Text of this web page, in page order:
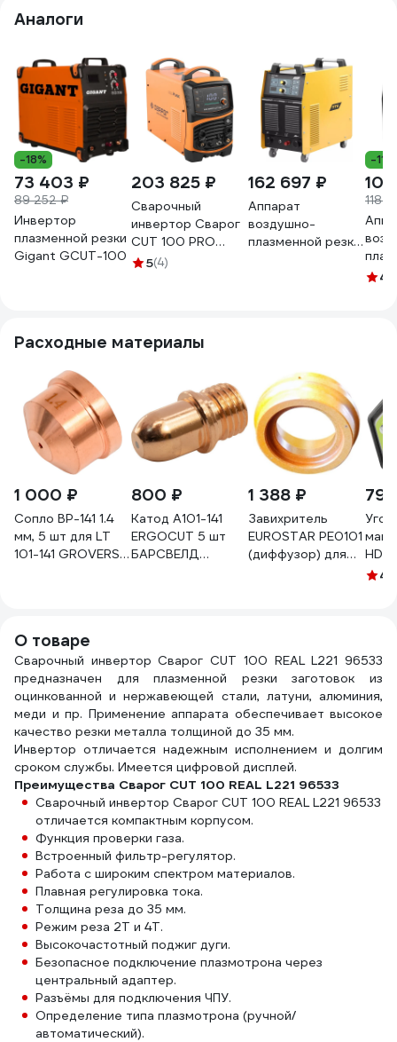
Аналоги
-18%
73 403 ₽
89 252 ₽
Инвертор
плазменной резки
Gigant GCUT-100
203 825 ₽
Сварочный
инвертор Сварог
CUT 100 PRO
SMART (L221S)
5(4)
162 697 ₽
Аппарат
воздушно-
плазменной резки
-11%
118
4.6
Расходные материалы
1 000 ₽
Сопло BP-141 1.4
мм, 5 шт для LT
101-141 GROVERS
800 ₽
Катод A101-141
ERGOCUT 5 шт
БАРСВЕЛД
1 388 ₽
Завихритель
EUROSTAR PE0101
(диффузор) для
5004.9
О товаре
Сварочный инвертор Сварог CUT 100 REAL L221 96533
предназначен для плазменной резки заготовок из
оцинкованной и нержавеющей стали, латуни, алюминия,
меди и пр. Применение аппарата обеспечивает высокое
качество резки металла толщиной до 35 мм.
Инвертор отличается надежным исполнением и долгим
сроком службы. Имеется цифровой дисплей.
Преимущества Сварог CUT 100 REAL L221 96533
Сварочный инвертор Сварог CUT 100 REAL L221 96533
отличается компактным корпусом.
Функция проверки газа.
Встроенный фильтр-регулятор.
Работа с широким спектром материалов.
Плавная регулировка тока.
Толщина реза до 35 мм.
Режим реза 2Т и 4Т.
Высокочастотный поджиг дуги.
Безопасное подключение плазмотрона через
центральный адаптер.
Разъёмы для подключения ЧПУ.
Определение типа плазмотрона (ручной/
автоматический).